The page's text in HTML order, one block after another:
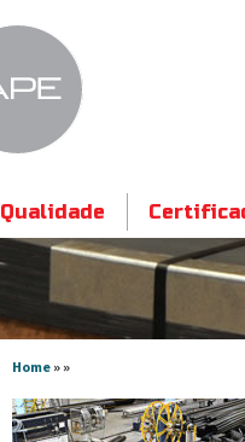
Qualidade
Home » »